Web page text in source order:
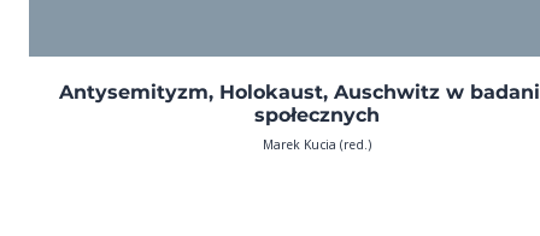
Antysemityzm, Holokaust, Auschwitz w
społecznych
Marek Kucia (red.)